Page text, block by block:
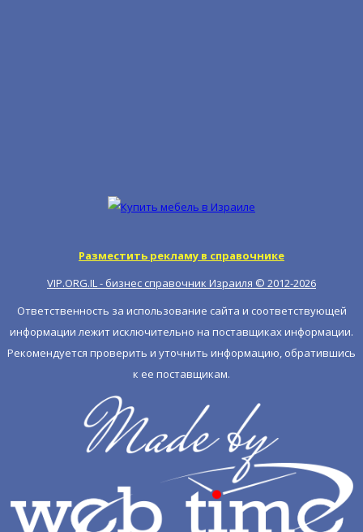
Разместить рекламу в справочнике
VIP.ORG.IL - бизнес справочник Израиля © 2012-2026
Ответственность за использование сайта и соответствующей
информации лежит исключительно на поставщиках информации.
Рекомендуется проверить и уточнить информацию, обратившись
к ее поставщикам.